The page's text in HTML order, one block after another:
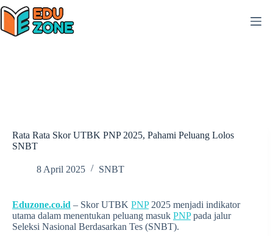
Skip
to
content
Rata Rata Skor UTBK PNP 2025, Pahami Peluang Lolos
SNBT
8 April 2025 SNBT
Eduzone.co.id – Skor UTBK PNP2025 menjadi indikator
utama dalam menentukan peluang masuk PNPpada jalur
Seleksi Nasional Berdasarkan Tes (SNBT).